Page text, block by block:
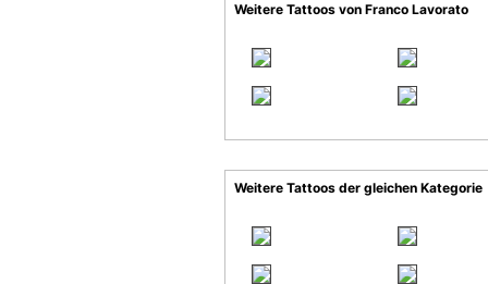
Weitere Tattoos von Franco Lavorato
Weitere Tattoos der gleichen Kategorie